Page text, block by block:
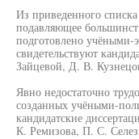
Из приведенного
подавляющее
подготовлено
свидетельствуют
Зайцевой, Д. В.
Явно недостаточно
созданных учёными-
кандидатские
К. Ремизова, П. С.